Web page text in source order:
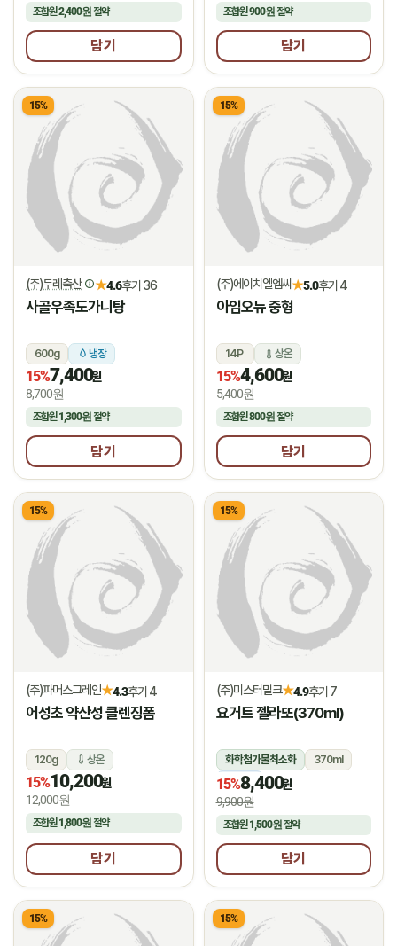
조합원2,400원 절약
담기
조합원900원절약
담기
15%
(주)두레축산 ★4.6후기 36
사골우족도가니탕
600g 냉장
15%7,400원
8,700원
조합원1,300원 절약
담기
15%
(주)에이치엘엠씨★5.0후기 4
아임오뉴 중형
14P 상온
15%4,600원
5,400원
조합원800원절약
담기
15%
(주)파머스그레인★4.3후기 4
어성초 약산성 클렌징폼
120g 상온
15%10,200원
12,000원
조합원1,800원 절약
담기
15%
(주)미스터밀크★4.9후기 7
요거트 젤라또(370ml)
화학첨가물최소화
370ml
냉동
15%8,400원
9,900원
조합원1,500원절약
담기
15% 15%